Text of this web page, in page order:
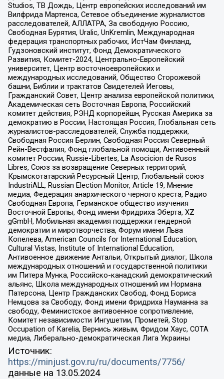
Studios, ТВ Дождь, Центр европейских исследований им
Вилфрида Мартенса, Сетевое объединение журналистов
расследователей, АЛЛАТРА, За свободную Россию,
Свободная Бурятия, Uralic, UnKremlin, Международная
федерация транспортных рабочих, ИстЧам Финланд,
Гудзоновский институт, Фонд Демократического
Развития, Комитет-2024, Центрально-Европейский
университет, Центр восточноевропейских и
международных исследований, Общество Сторожевой
башни, Библии и трактатов Свидетелей Иеговы,
Гражданский Совет, Центр анализа европейской политики,
Академическая сеть Восточная Европа, Российский
комитет действия, РЭНД корпорейшн, Русская Америка за
демократию в России, Настоящая Россия, Глобальная сеть
журналистов-расследователей, Служба поддержки,
Свободная Россия Берлин, Свободная Россия Северный
Рейн-Вестфалия, Фонд глобальной помощи, Антивоенный
комитет России, Russie-Libertes, La Asocicion de Rusos
Libres, Союз за возвращение Северных территорий,
Крымскотатарский Ресурсный Центр, Глобальный союз
IndustriALL, Russian Election Monitor, Article 19, Мнение
медиа, Федерация анархического черного креста, Радио
Свободная Европа, Германское общество изучения
Восточной Европы, Фонд имени Фридриха Эберта, XZ
gGmbH, Мобильная академия поддержки гендерной
демократии и миротворчества, Форум имени Льва
Копелева, American Councils for International Education,
Cultural Vistas, Institute of International Education,
Антивоенное движение Антальи, Открытый диалог, Школа
международных отношений и государственной политики
им Питера Мунка, Российско-канадский демократический
альянс, Школа международных отношений им Нормана
Патерсона, Центр Гражданских Свобод, Фонд Бориса
Немцова за Свободу, Фонд имени Фридриха Науманна за
свободу, Феминистское антивоенное сопротивление,
Комитет независимости Ингушетии, Прометей, Stop
Occupation of Karelia, Вернись живым, Фридом Хаус, СОТА
медиа, Либерально-демократическая Лига Украины
Источник:
https://minjust.gov.ru/ru/documents/7756/
данные на 13.05.2024